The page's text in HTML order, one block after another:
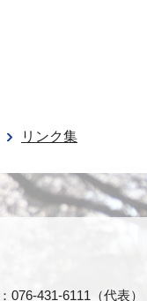
リンク集
431-6111（代表）